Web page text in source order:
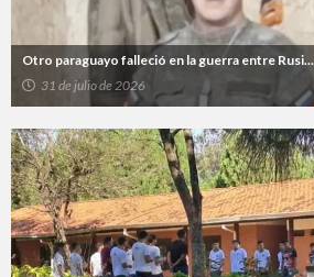
Otro paraguayo falleció en la guerra entre Rusi...
31 de julio de 2026